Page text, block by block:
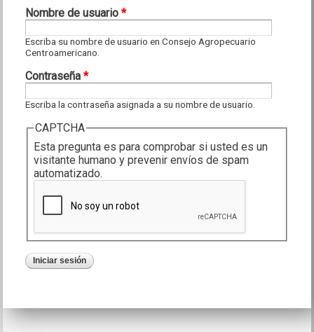
Nombre de usuario*
Escriba su nombre de usuario en Consejo Agropecuario
Centroamericano.
Contraseña*
Escriba la contraseña asignada a su nombre de usuario.
CAPTCHA
Esta pregunta es para comprobar si usted es un
visitante humano y prevenir envíos de spam
automatizado.